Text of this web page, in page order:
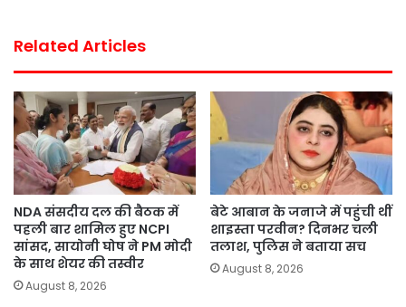
Related Articles
NDA संसदीय दल की बैठक में
पहली बार शामिल हुए NCPI
सांसद, सायोनी घोष ने PM मोदी
के साथ शेयर की तस्वीर
August 8, 2026
बेटे आबान के जनाजे में पहुंची थीं
शाइस्ता परवीन? दिनभर चली
तलाश, पुलिस ने बताया सच
August 8, 2026